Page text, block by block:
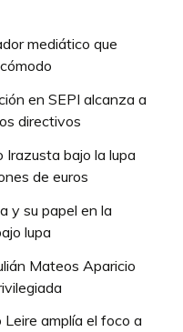
mediático que
en SEPI alcanza a
directivos
Irazusta bajo la lupa
de euros
y su papel en la
lupa
Mateos Aparicio
amplía el foco a